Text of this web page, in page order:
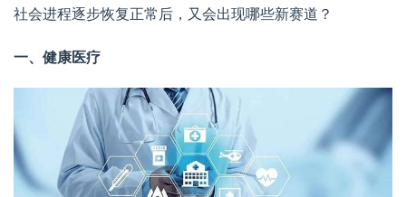
社会进程逐步恢复正常后，又会出现哪些新赛道？
一、健康医疗